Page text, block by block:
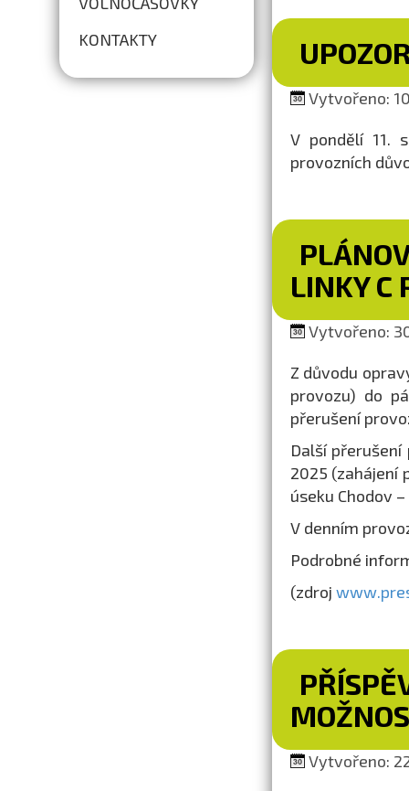
KONTAKTY
Vytvořeno:
V pondělí 11.
provozních
LINKY C
Vytvořeno:
Z důvodu
provozu) do
přerušení
Další
2025 (zahájení
úseku Chodov
V denním
Podrobné
(zdroj
Vytvořeno: